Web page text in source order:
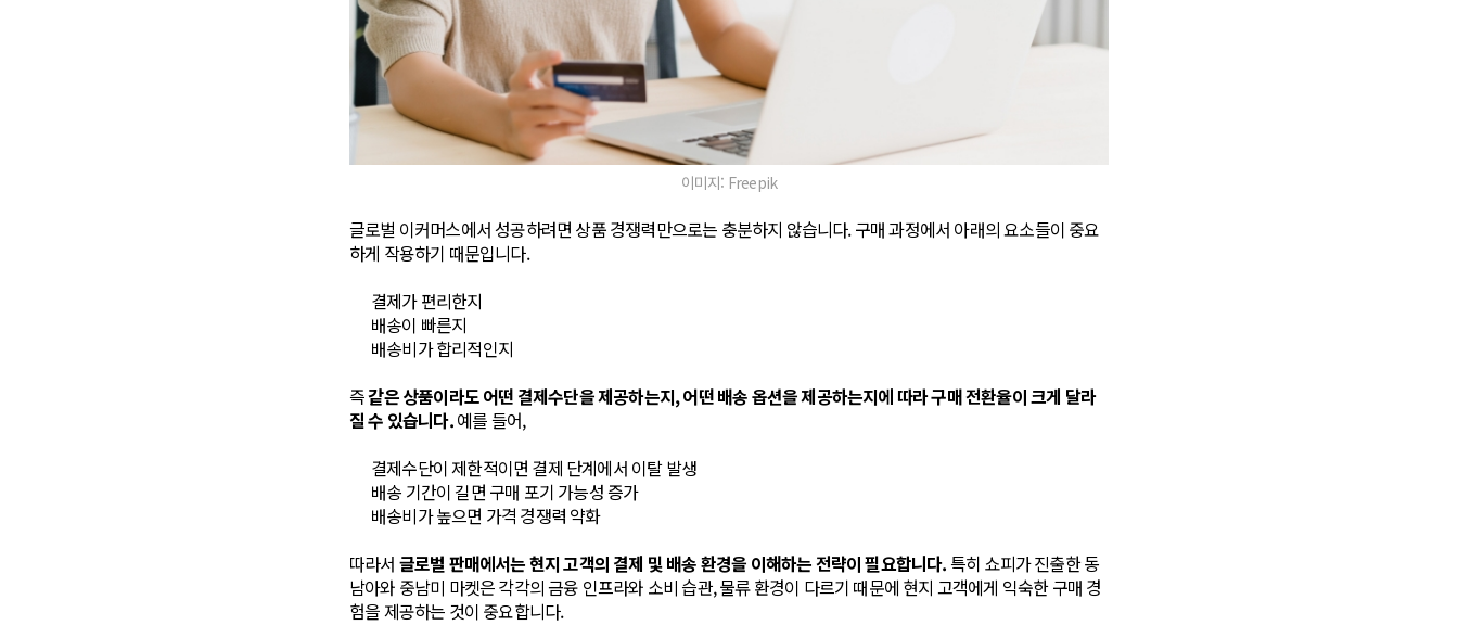
이미지: Freepik
글로벌 이커머스에서 성공하려면 상품 경쟁력만으로는 충분하지 않습니다. 구매 과정에서 아래의 요소들이 중요
하게 작용하기 때문입니다.
결제가 편리한지
배송이 빠른지
배송비가 합리적인지
즉같은 상품이라도 어떤 결제수단을 제공하는지, 어떤 배송 옵션을 제공하는지에 따라 구매 전환율이 크게 달라
질 수 있습니다.예를 들어,
결제수단이 제한적이면 결제 단계에서 이탈 발생
배송 기간이 길면 구매 포기 가능성 증가
배송비가 높으면 가격 경쟁력 약화
따라서 글로벌 판매에서는 현지 고객의 결제 및 배송 환경을 이해하는 전략이 필요합니다.특히 쇼피가 진출한 동
남아와 중남미 마켓은 각각의 금융 인프라와 소비 습관, 물류 환경이 다르기 때문에 현지 고객에게 익숙한 구매 경
험을 제공하는 것이 중요합니다.